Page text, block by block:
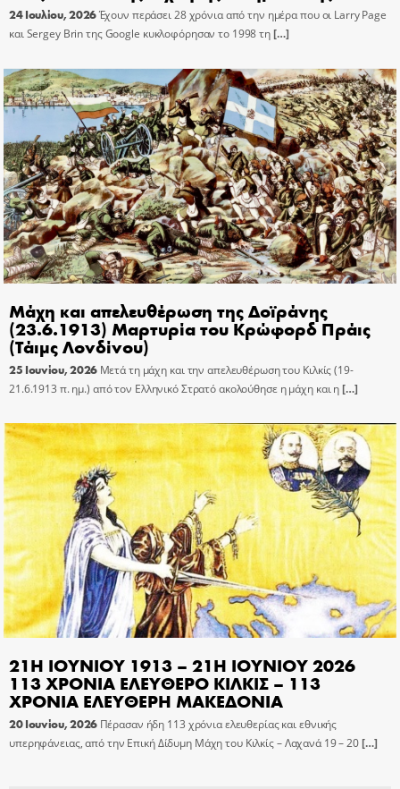
24 Ιουλίου, 2026Έχουν περάσει 28 χρόνια από την ημέρα που οι Larry Page
και Sergey Brin της Google κυκλοφόρησαν το 1998 τη[…]
Μάχη και απελευθέρωση της Δοϊράνης
(23.6.1913) Μαρτυρία του Κρώφορδ Πράις
(Τάιμς Λονδίνου)
25 Ιουνίου, 2026 Μετά τη μάχη και την απελευθέρωση του Κιλκίς (19-
21.6.1913 π. ημ.) από τον Ελληνικό Στρατό ακολούθησε η μάχη και η[…]
21Η ΙΟΥΝΙΟΥ 1913 – 21Η ΙΟΥΝΙΟΥ 2026
113 ΧΡΟΝΙΑ ΕΛΕΥΘΕΡΟ ΚΙΛΚΙΣ – 113
ΧΡΟΝΙΑ ΕΛΕΥΘΕΡΗ ΜΑΚΕΔΟΝΙΑ
20 Ιουνίου, 2026 Πέρασαν ήδη 113 χρόνια ελευθερίας και εθνικής
υπερηφάνειας, από την Επική Δίδυμη Μάχη του Κιλκίς – Λαχανά 19 – 20[…]